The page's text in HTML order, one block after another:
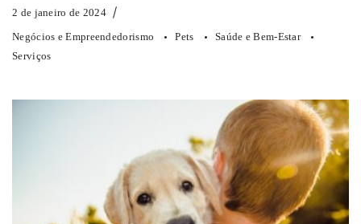
2 de janeiro de 2024
Negócios e Empreendedorismo
Pets
Saúde e Bem-Estar
Serviços